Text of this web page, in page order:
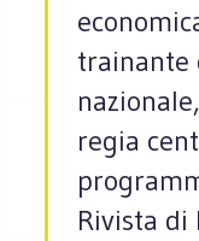
trainante
regia
Rivista di